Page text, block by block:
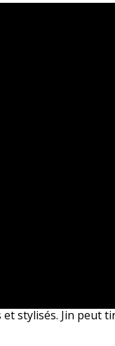
stylisés. Jin peut